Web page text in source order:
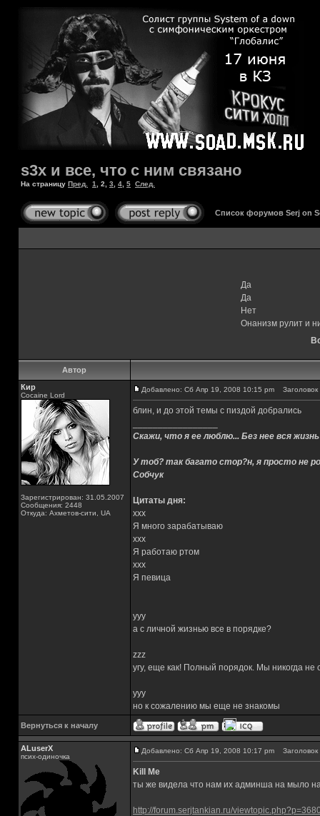
s3x и все, что с ним связано
На страницу Пред. 1 2 3 4 5 След.
Список форумов Serj on
Да
Да
Нет
Онанизм рулит и
Автор
Кир
Cocaine Lord
Зарегистрирован: 31.05.2007
Сообщения: 2448
Откуда: Ахметов-сити, UA
Добавлено: Сб Апр 19, 2008 10:15 pm
блин, и до этой темы с пиздой добрались
Скажи, что я ее люблю... Без нее вся
У тоб? так багато стор?н, я просто не
Собчук
Цитаты дня:
xxx
Я много зарабатываю
xxx
Я работаю ртом
xxx
Я певица
yyy
а с личной жизнью все в порядке?
zzz
угу, еще как! Полный порядок. Мы никогда
yyy
но к сожалению мы еще не знакомы
Вернуться к началу
ALuserX
псих-одиночка
Добавлено: Сб Апр 19, 2008 10:17 pm
Kill Me
ты же видела что нам их админша на мыло
http://forum.serjtankian.ru/